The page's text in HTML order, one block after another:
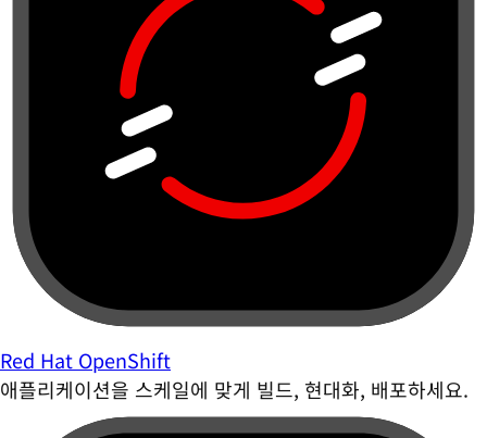
Red Hat OpenShift
애플리케이션을 스케일에 맞게 빌드, 현대화, 배포하세요.